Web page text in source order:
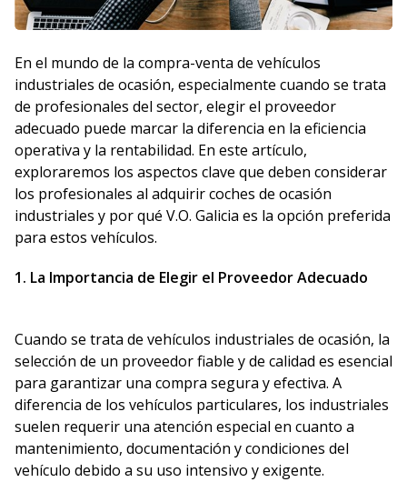
En el mundo de la compra-venta de vehículos
industriales de ocasión, especialmente cuando se trata
de profesionales del sector, elegir el proveedor
adecuado puede marcar la diferencia en la eficiencia
operativa y la rentabilidad. En este artículo,
exploraremos los aspectos clave que deben considerar
los profesionales al adquirir coches de ocasión
industriales y por qué V.O. Galicia es la opción preferida
para estos vehículos.
1. La Importancia de Elegir el Proveedor Adecuado
Cuando se trata de vehículos industriales de ocasión, la
selección de un proveedor fiable y de calidad es esencial
para garantizar una compra segura y efectiva. A
diferencia de los vehículos particulares, los industriales
suelen requerir una atención especial en cuanto a
mantenimiento, documentación y condiciones del
vehículo debido a su uso intensivo y exigente.